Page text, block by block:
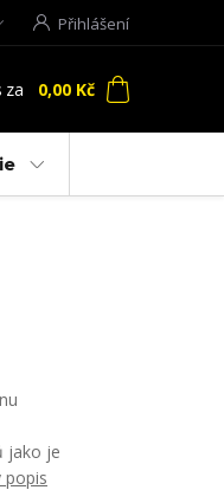
Přihlášení
za 0,00 Kč
jako je
popis